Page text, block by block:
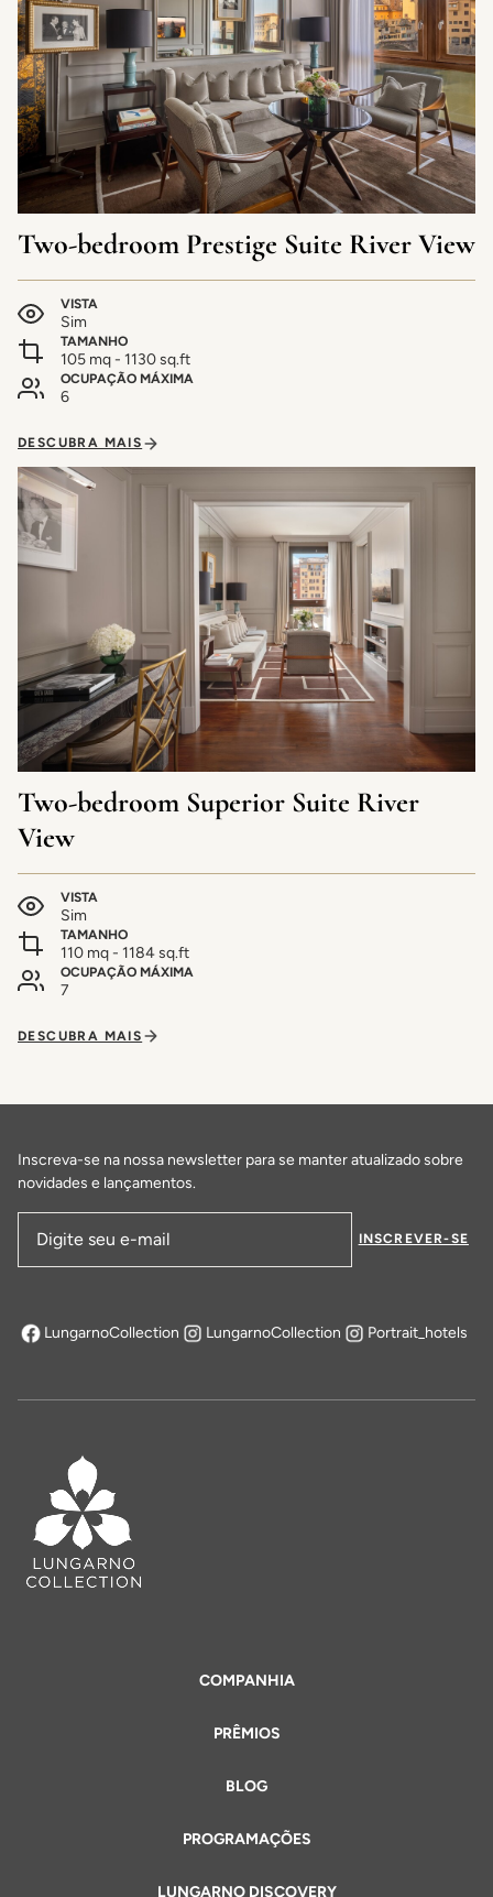
Two-bedroom Prestige Suite River View
VISTA
Sim
TAMANHO
105 mq - 1130 sq.ft
OCUPAÇÃO MÁXIMA
6
DESCUBRA MAIS
Two-bedroom Superior Suite River
View
VISTA
Sim
TAMANHO
110 mq - 1184 sq.ft
OCUPAÇÃO MÁXIMA
7
DESCUBRA MAIS
COMPANHIA
PRÊMIOS
BLOG
PROGRAMAÇÕES
LUNGARNO DISCOVERY
Inscreva-se na nossa newsletter para se manter atualizado sobre
novidades e lançamentos.
Endereço de email
INSCREVER-SE
LungarnoCollection
abre em uma nova aba
LungarnoCollection Portrait_hotels